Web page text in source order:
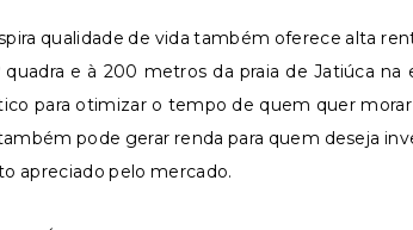
qualidade de vida também oferece alta
quadra e à 200 metros da praia de Jatiúca na
para otimizar o tempo de quem quer
pode gerar renda para quem deseja
apreciado pelo mercado.